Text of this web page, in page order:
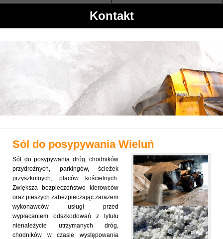
Kontakt
Sól do posypywania Wieluń
Sól do posypywania dróg, chodników
przydrożnych, parkingów, ścieżek
przyszkolnych, placów kościelnych.
Zwiększa bezpieczeństwo kierowców
oraz pieszych zabezpieczając zarazem
wykonawców usługi przed
wypłacaniem odszkodowań z tytułu
nienależycie utrzymanych dróg,
chodników w czasie występowania